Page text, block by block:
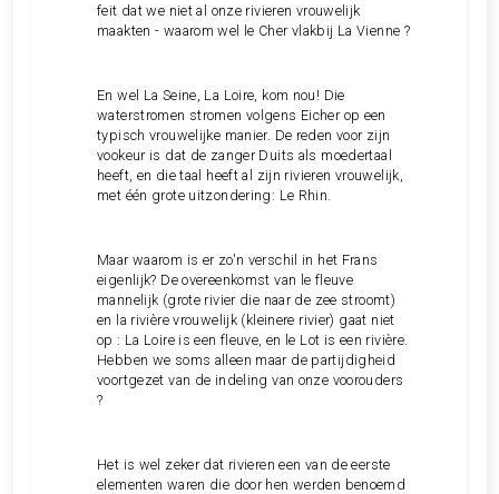
feit dat we niet al onze rivieren vrouwelijk
maakten - waarom wel le Cher vlakbij La Vienne ?
En wel La Seine, La Loire, kom nou! Die
waterstromen stromen volgens Eicher op een
typisch vrouwelijke manier. De reden voor zijn
vookeur is dat de zanger Duits als moedertaal
heeft, en die taal heeft al zijn rivieren vrouwelijk,
met één grote uitzondering: Le Rhin.
Maar waarom is er zo'n verschil in het Frans
eigenlijk? De overeenkomst van le fleuve
mannelijk (grote rivier die naar de zee stroomt)
en la rivière vrouwelijk (kleinere rivier) gaat niet
op : La Loire is een fleuve, en le Lot is een rivière.
Hebben we soms alleen maar de partijdigheid
voortgezet van de indeling van onze voorouders
?
Het is wel zeker dat rivieren een van de eerste
elementen waren die door hen werden benoemd